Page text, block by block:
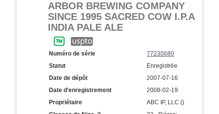
ARBOR BREWING COMPANY
SINCE 1995 SACRED COW I.P.A
INDIA PALE ALE
Numéro de série
77230680
Statut
Enregistrée
Date de dépôt
2007-07-16
Date d'enregistrement
2008-02-19
Propriétaire
ABC IP, LLC ()